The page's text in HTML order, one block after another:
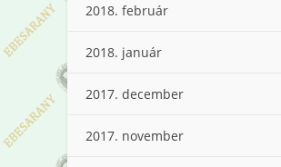
2018. február
2018. január
2017. december
2017. november